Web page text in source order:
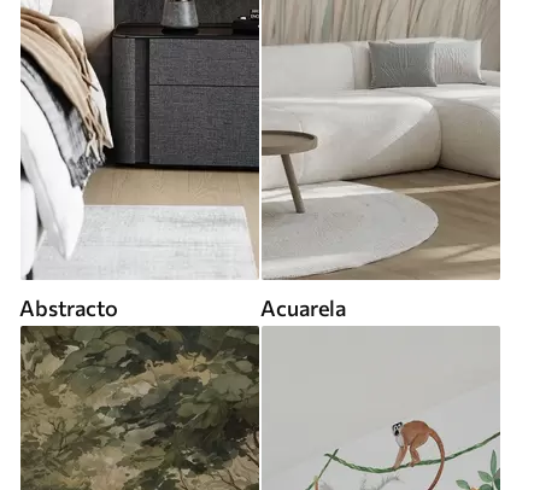
Abstracto Acuarela